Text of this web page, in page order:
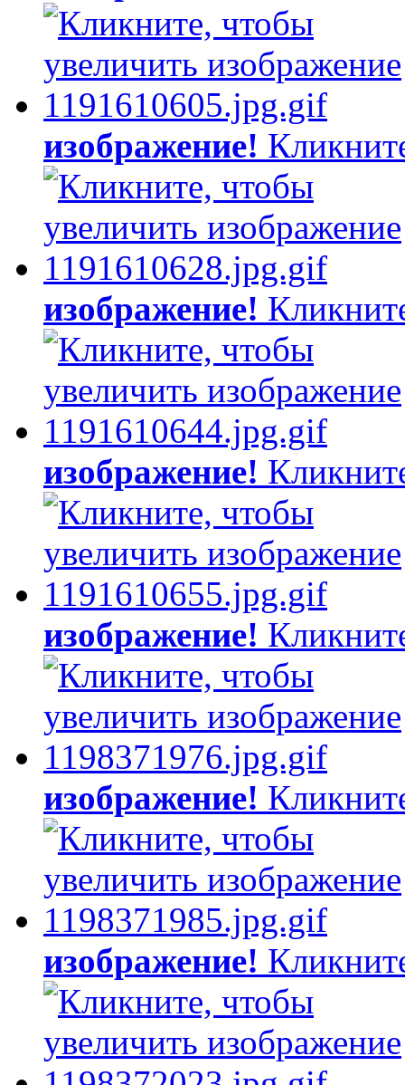
изображение!
изображение!
изображение!
изображение!
изображение!
изображение!